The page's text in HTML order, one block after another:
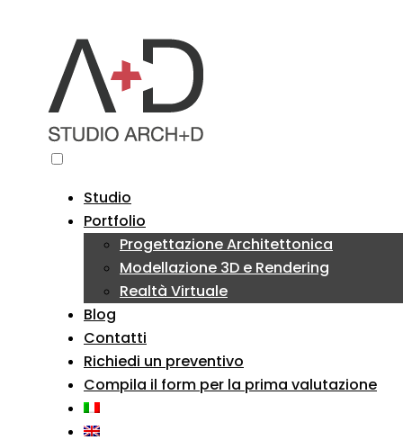
Studio
Portfolio
Progettazione Architettonica
Modellazione 3D e Rendering
Realtà Virtuale
Blog
Contatti
Richiedi un preventivo
Compila il form per la prima valutazione